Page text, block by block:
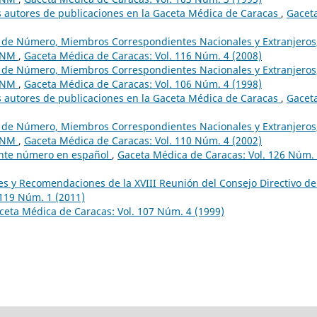
de publicaciones en la Gaceta Médica de Caracas ,
Número, Miembros Correspondientes Nacionales y
, Gaceta Médica de Caracas: Vol. 116 Núm. 4 (2008)
Número, Miembros Correspondientes Nacionales y
, Gaceta Médica de Caracas: Vol. 106 Núm. 4 (1998)
de publicaciones en la Gaceta Médica de Caracas ,
Número, Miembros Correspondientes Nacionales y
, Gaceta Médica de Caracas: Vol. 110 Núm. 4 (2002)
número en español , Gaceta Médica de Caracas: Vol. 126 Núm.
y Recomendaciones de la XVIII Reunión del Consejo Directivo
Núm. 1 (2011)
Médica de Caracas: Vol. 107 Núm. 4 (1999)